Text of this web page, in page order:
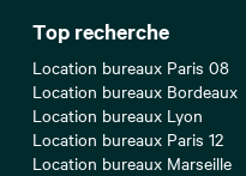
Top recherche
Location bureaux Paris 08
Location bureaux Bordeaux
Location bureaux Lyon
Location bureaux Paris 12
Location bureaux Marseille